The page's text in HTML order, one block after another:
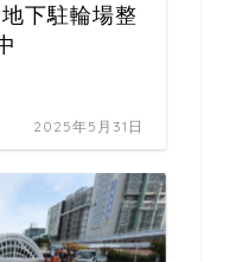
下駐輪場整
2025年5月31日